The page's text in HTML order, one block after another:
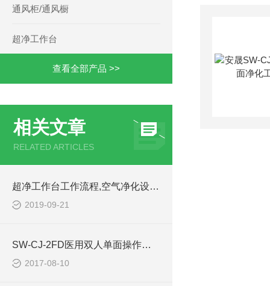
通风柜/通风橱
超净工作台
查看全部产品 >>
相关文章
RELATED ARTICLES
超净工作台工作流程,空气净化设备特点,超净工作台过滤器
2019-09-21
SW-CJ-2FD医用双人单面操作层流超净工作台参数
2017-08-10